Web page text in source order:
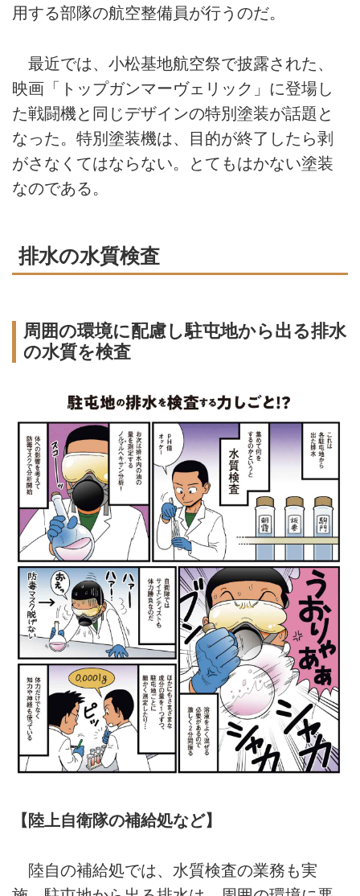
用する部隊の航空整備員が行うのだ。
最近では、小松基地航空祭で披露された、
映画「トップガンマーヴェリック」に登場し
た戦闘機と同じデザインの特別塗装が話題と
なった。特別塗装機は、目的が終了したら剥
がさなくてはならない。とてもはかない塗装
なのである。
排水の水質検査
周囲の環境に配慮し駐屯地から出る排水
の水質を検査
【陸上自衛隊の補給処など】
陸自の補給処では、水質検査の業務も実